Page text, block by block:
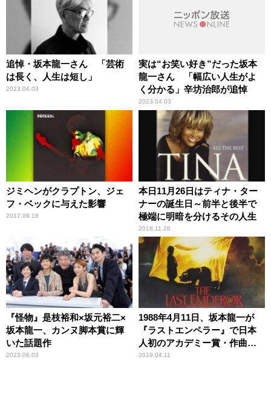
追悼・坂本龍一さん 「芸術
は長く、人生は短し」
2023.04.03
実は“お笑い好き”だった坂本
龍一さん 「幅広い人生がよ
く分かる」辛坊治郎が追悼
2023.04.03
ジミヘンがクラプトン、ジェ
フ・ベックに与えた影響
2017.09.18
本日11月26日はティナ・ター
ナーの誕生日～前半と後半で
極端に明暗を分けるその人生
2018.11.26
『怪物』是枝裕和×坂元裕二×
坂本龍一、カンヌ脚本賞に輝
いた話題作
2023.06.03
1988年4月11日、坂本龍一が
『ラストエンペラー』で日本
人初のアカデミー賞・作曲賞
を受賞～坂本を苦しめたベル
2019.04.11